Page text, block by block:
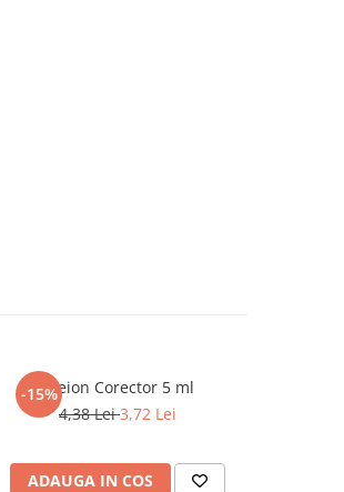
-15%Creion Corector 5 ml
4,38 Lei3,72 Lei
ADAUGA IN COS